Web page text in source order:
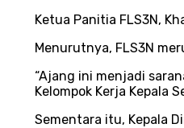
Ketua Panitia FLS3N,
Menurutnya, FLS3N
“Ajang ini menjadi
Kelompok Kerja Kepala
Sementara itu, Kepala